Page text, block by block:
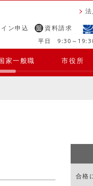
ン申込 資料請求
平日 9:30～
家一般職 市役所
合格